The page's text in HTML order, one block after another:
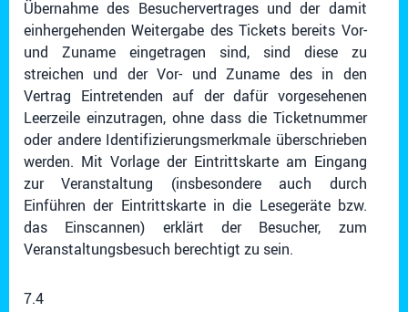
Übernahme des Besuchervertrages und der damit
einhergehenden Weitergabe des Tickets bereits Vor-
und Zuname eingetragen sind, sind diese zu
streichen und der Vor- und Zuname des in den
Vertrag Eintretenden auf der dafür vorgesehenen
Leerzeile einzutragen, ohne dass die Ticketnummer
oder andere Identifizierungsmerkmale überschrieben
werden. Mit Vorlage der Eintrittskarte am Eingang
zur Veranstaltung (insbesondere auch durch
Einführen der Eintrittskarte in die Lesegeräte bzw.
das Einscannen) erklärt der Besucher, zum
Veranstaltungsbesuch berechtigt zu sein.
7.4